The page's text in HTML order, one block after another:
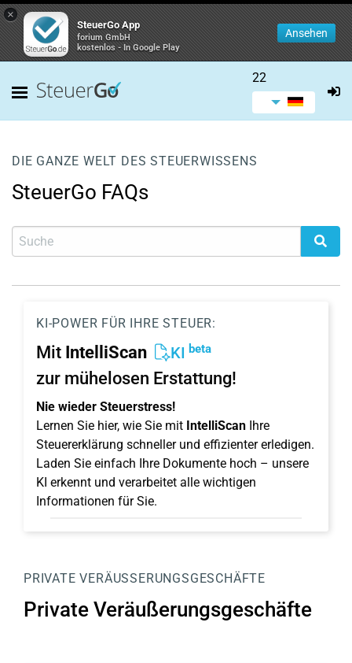
×
SteuerGo App
forium GmbH
kostenlos - In Google Play
Ansehen
22
DIE GANZE WELT DES STEUERWISSENS
SteuerGo FAQs
KI-POWER FÜR IHRE STEUER:
Mit IntelliScan KI beta
zur mühelosen Erstattung!
Nie wieder Steuerstress!
Lernen Sie hier, wie Sie mit IntelliScan Ihre
Steuererklärung schneller und effizienter erledigen.
Laden Sie einfach Ihre Dokumente hoch – unsere
KI erkennt und verarbeitet alle wichtigen
Informationen für Sie.
PRIVATE VERÄUSSERUNGSGESCHÄFTE
Private Veräußerungsgeschäfte